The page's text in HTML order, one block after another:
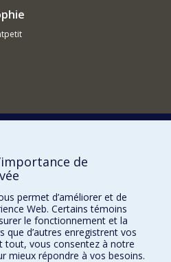
de
permet d’améliorer et de
Web. Certains témoins
le fonctionnement et la
que d’autres enregistrent vos
tout, vous consentez à notre
mieux répondre à vos besoins.